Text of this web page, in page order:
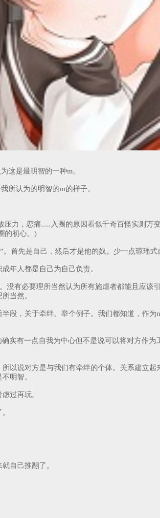
这是最明智的一种m。
所认为的明智的m的样子。
力，恋痛.....入圈的原因看似千奇百怪实则万
的初心。)
首先是自己，然后才是他的奴。少一点琼瑶
年人都是自己为自己负责。
没有必要理所当然认为所有施虐者都能且应
当然。
段，关于牵绊。举个例子。我们都知道，作
实有一点自我为中心但不是说可以将对方作
以说对方是与我们有牵绊的个体。关系建立
明智。
过再玩。
自己推翻了。